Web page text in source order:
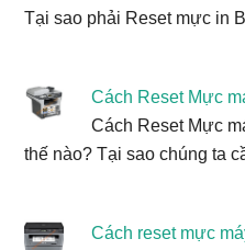
Tại sao phải Reset mực in
Cách Reset Mực
Cách Reset Mực
thế nào? Tại sao chúng ta
Cách reset mực